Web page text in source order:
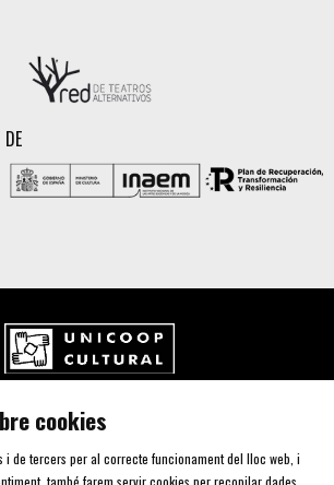
l'Aurora, 80 (Plaça de Cal Font)
Telf. 93 805 00 75
cookies
i de tercers per al correcte funcionament del lloc web, i
també farem servir cookies per recopilar dades